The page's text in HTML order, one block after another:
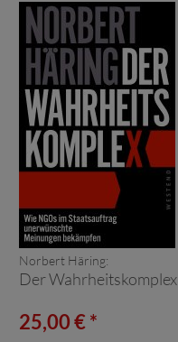
Norbert Häring:
Der Wahrheitskomplex
25,00 € *